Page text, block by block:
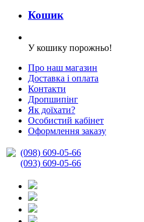
Кошик
У кошику порожньо!
Про наш магазин
Доставка і оплата
Контакти
Дропшипінг
Як доїхати?
Особистий кабінет
Оформлення заказу
(098) 609-05-66
(093) 609-05-66